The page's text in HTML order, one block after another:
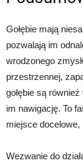
Gołębie mają
pozwalają im
wrodzonego
przestrzennej,
gołębie są
im nawigację. To
miejsce docelowe,
Wezwanie do